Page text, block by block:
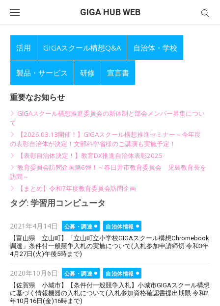
GIGA HUB WEB
活用 GIGAスクール構想Q&A 自治体・学校
製品・サービス 研修 宣言書
重要なお知らせ
GIGAスクール構想推進委員会の新体制と部会メンバー募集につい
て
【2026.03.13開催！】GIGAスクール構想推進セミナー～今年度
の表彰自治体が決定！文部科学省様のご講演も実施予定！
【表彰自治体決定！】教育DX推進自治体表彰2025
教育委員会訪問企画第6弾！～春日井市教育委員会 児島教育長を
訪問～
【まとめ】令和7年度教育委員会訪問企画
タグ: 学習用コンピュータ
Posted
on
2021年4月14日 公募・調達
自治体情報
【富山県 立山町】「立山町立小学校GIGAスクール構想Chromebook
調達」条件付一般競争入札の実施について(入札参加申請締切:令和3年
4月27日(火)午後5時まで)
Posted
on
2020年10月6日 公募・調達
自治体情報
【佐賀県 小城市】【条件付一般競争入札】小城市GIGAスクール構想
に基づく情報機器の入札について(入札参加資格確認書提出期限:令和2
年10月16日(金)16時まで)